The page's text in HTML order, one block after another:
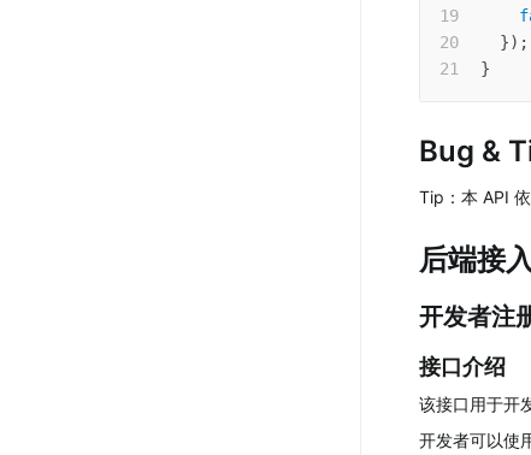
}) ;
}
Bug &
Tip：本 API
后端接
开发者注
接口介绍
该接口用于开
开发者可以使